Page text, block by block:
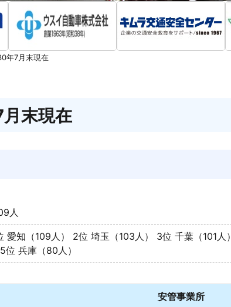
年7月末現在
末現在
人
愛知（109人） 2位 埼玉（103人） 3位 千葉（101人）
兵庫（80人）
安管事業所